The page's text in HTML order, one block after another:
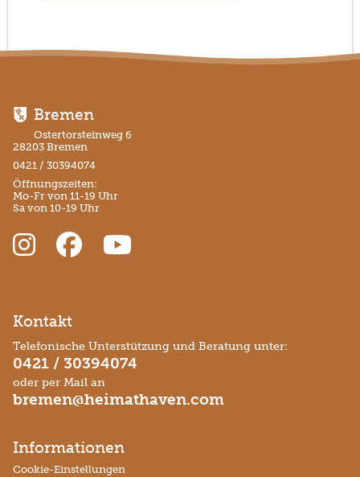
Bremen
Ostertorsteinweg 6
28203 Bremen
0421 / 30394074
Öffnungszeiten:
Mo-Fr von 11-19 Uhr
Sa von 10-19 Uhr
Kontakt
Telefonische Unterstützung und Beratung unter:
0421 / 30394074
oder per Mail an
bremen@heimathaven.com
Informationen
Cookie-Einstellungen